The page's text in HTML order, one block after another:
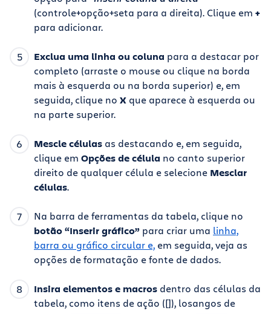
(controle+opção+seta para a direita). Clique em +
para adicionar.
Exclua uma linha ou coluna para a destacar por
completo (arraste o mouse ou clique na borda
mais à esquerda ou na borda superior) e, em
seguida, clique no X que aparece à esquerda ou
na parte superior.
Mescle células as destacando e, em seguida,
clique em Opções de célula no canto superior
direito de qualquer célula e selecione Mesclar
células.
Na barra de ferramentas da tabela, clique no
botão “Inserir gráfico” para criar uma linha,
barra ou gráfico circular e, em seguida, veja as
opções de formatação e fonte de dados.
Insira elementos e macros dentro das células da
tabela, como itens de ação ([]), losangos de